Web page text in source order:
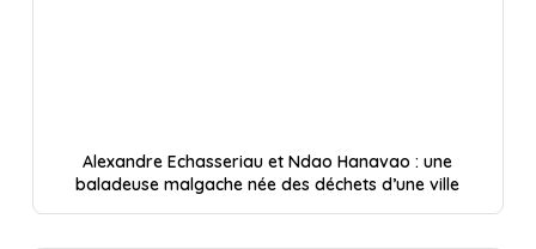
Alexandre Echasseriau et Ndao Hanavao : une
baladeuse malgache née des déchets d’une ville